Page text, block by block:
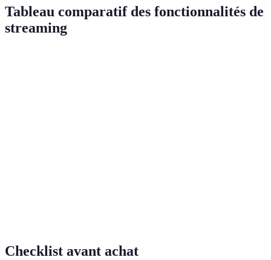
Tableau comparatif des fonctionnalités de
streaming
Checklist avant achat